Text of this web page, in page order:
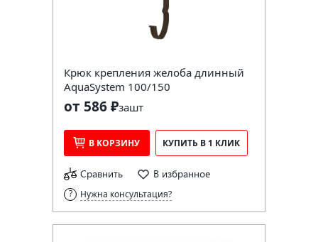
Крюк крепления желоба длинный
AquaSystem 100/150
от 586 ₽зашт
В КОРЗИНУ КУПИТЬ В 1 КЛИК
Сравнить В избранное
Нужна консультация?